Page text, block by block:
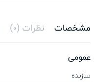
مشخصات نظرات (0)
عمومی
سازنده